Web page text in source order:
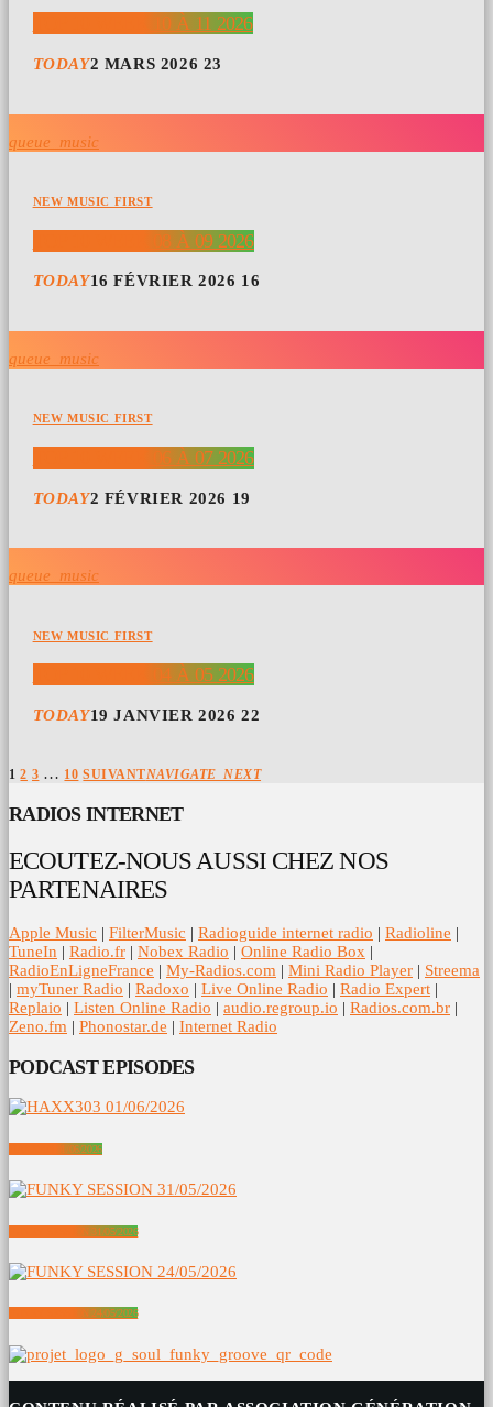
TOP 10 WEEK 10 À 11 2026
TODAY2 MARS 2026 23
queue_music
NEW MUSIC FIRST
TOP 10 WEEK 08 À 09 2026
TODAY16 FÉVRIER 2026 16
queue_music
NEW MUSIC FIRST
TOP 10 WEEK 06 À 07 2026
TODAY2 FÉVRIER 2026 19
queue_music
NEW MUSIC FIRST
TOP 10 WEEK 04 À 05 2026
TODAY19 JANVIER 2026 22
1 2 3 … 10 SUIVANTNAVIGATE_NEXT
RADIOS INTERNET
ECOUTEZ-NOUS AUSSI CHEZ NOS
PARTENAIRES
Apple Music | FilterMusic | Radioguide internet radio | Radioline |
TuneIn | Radio.fr | Nobex Radio | Online Radio Box |
RadioEnLigneFrance | My-Radios.com | Mini Radio Player | Streema
| myTuner Radio | Radoxo | Live Online Radio | Radio Expert |
Replaio | Listen Online Radio | audio.regroup.io | Radios.com.br |
Zeno.fm | Phonostar.de | Internet Radio
PODCAST EPISODES
HAXX303 01/06/2026
FUNKY SESSION 31/05/2026
FUNKY SESSION 24/05/2026